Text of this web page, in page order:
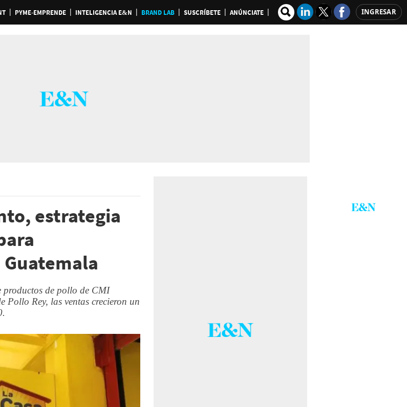
PYME-EMPRENDE INTELIGENCIA E&N BRAND LAB SUSCRÍBETE ANÚNCIATE INGRESAR
estrategia
productos de pollo de CMI
Pollo Rey, las ventas crecieron un